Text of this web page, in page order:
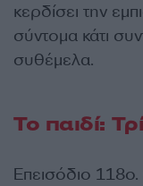
κερδίσει την
σύντομα κάτι
συθέμελα.
Το παιδί:
Eπεισόδιο 118ο.